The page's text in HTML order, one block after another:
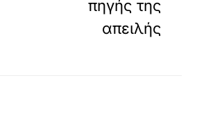
πηγής της
απειλής